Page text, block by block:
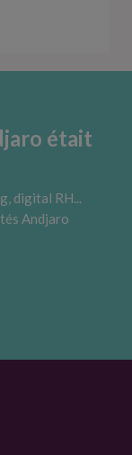
était
digital RH...
Andjaro